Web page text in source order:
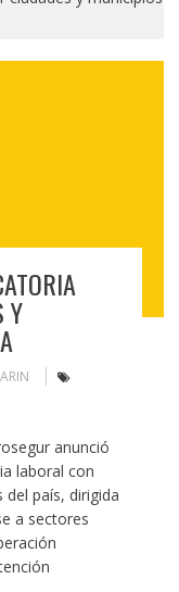
Y
anunció
laboral con
país, dirigida
a sectores